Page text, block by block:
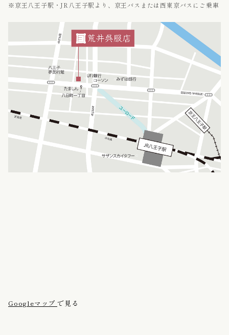
※京王八王子駅・JR八王子駅より、京王バスまたは西東京バスにご乗車
Googleマップ で見る